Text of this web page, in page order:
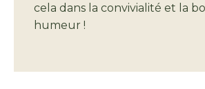
cela dans la convivialité et la
humeur !